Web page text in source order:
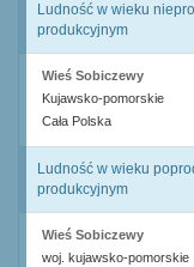
Ludność w wieku
produkcyjnym
Wieś Sobiczewy
Kujawsko-pomorskie
Cała Polska
Ludność w wieku
produkcyjnym
Wieś Sobiczewy
woj. kujawsko-pomorskie